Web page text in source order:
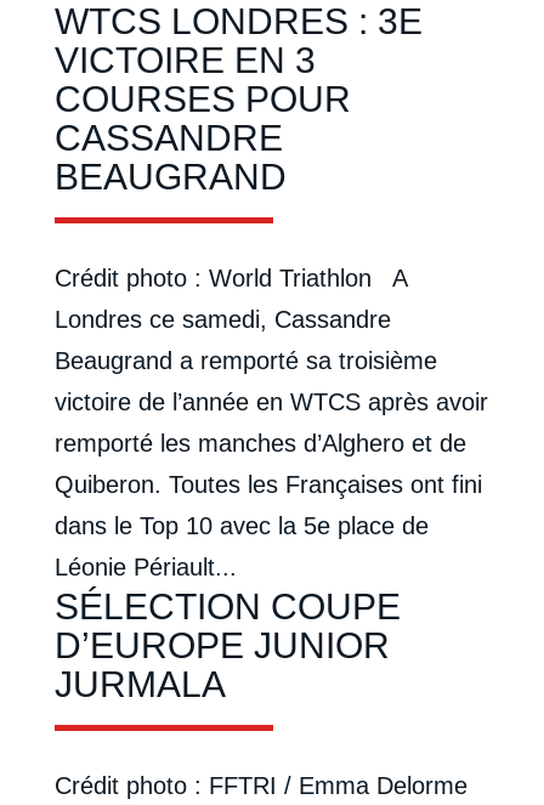
WTCS LONDRES : 3E
VICTOIRE EN 3
COURSES POUR
CASSANDRE
BEAUGRAND
Crédit photo : World Triathlon A
Londres ce samedi, Cassandre
Beaugrand a remporté sa troisième
victoire de l’année en WTCS après avoir
remporté les manches d’Alghero et de
Quiberon. Toutes les Françaises ont fini
dans le Top 10 avec la 5e place de
Léonie Périault...
SÉLECTION COUPE
D’EUROPE JUNIOR
JURMALA
Crédit photo : FFTRI / Emma Delorme